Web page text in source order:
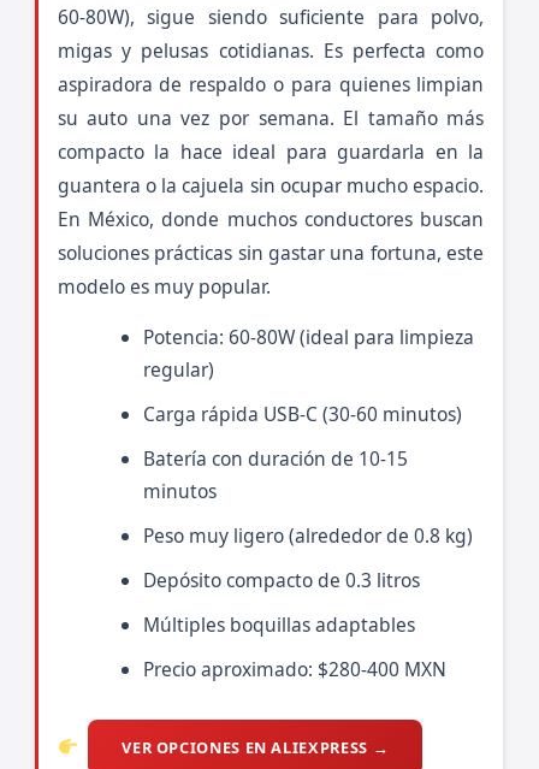
60-80W), sigue siendo suficiente para polvo,
migas y pelusas cotidianas. Es perfecta como
aspiradora de respaldo o para quienes limpian
su auto una vez por semana. El tamaño más
compacto la hace ideal para guardarla en la
guantera o la cajuela sin ocupar mucho espacio.
En México, donde muchos conductores buscan
soluciones prácticas sin gastar una fortuna, este
modelo es muy popular.
Potencia: 60-80W (ideal para limpieza
regular)
Carga rápida USB-C (30-60 minutos)
Batería con duración de 10-15
minutos
Peso muy ligero (alrededor de 0.8 kg)
Depósito compacto de 0.3 litros
Múltiples boquillas adaptables
Precio aproximado: $280-400 MXN
VER OPCIONES EN ALIEXPRESS →